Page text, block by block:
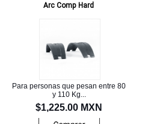
Arc Comp Hard
Para personas que pesan entre 80
y 110 Kg...
$1,225.00 MXN